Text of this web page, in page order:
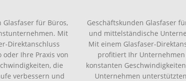
Glasfaser für Büros,
Mit
Direktanschluss
Ihre Praxis von
die
verbessern und
Geschäftskunden Glasfaser
und mittelständische
Mit einem Glasfaser-
profitiert Ihr Unternehmen
konstanten
Unternehmen